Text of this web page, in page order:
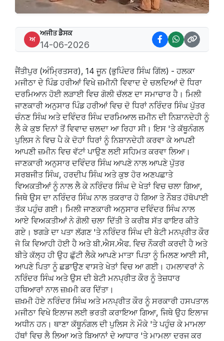
ਅ
ਅਜੀਤ ਡੈਸਕ
14-06-2026
ਜੈਂਤੀਪੁਰ (ਅੰਮ੍ਰਿਤਸਰ), 14 ਜੂਨ (ਭੁਪਿੰਦਰ ਸਿੰਘ ਗਿੱਲ) - ਹਲਕਾ
ਮਜੀਠਾ ਦੇ ਪਿੰਡ ਹਰੀਆਂ ਵਿਖੇ ਜ਼ਮੀਨੀ ਵਿਵਾਦ ਦੇ ਚਲਦਿਆਂ ਦੋ ਧਿਰਾ
ਦਰਮਿਆਨ ਹੋਈ ਲੜਾਈ ਵਿਚ ਗੋਲੀ ਚੱਲਣ ਦਾ ਸਮਾਚਾਰ ਹੈ। ਮਿਲੀ
ਜਾਣਕਾਰੀ ਅਨੁਸਾਰ ਪਿੰਡ ਹਰੀਆਂ ਵਿਚ ਦੋ ਧਿਰਾਂ ਨਰਿੰਦਰ ਸਿੰਘ ਪੁੱਤਰ
ਚੰਨਣ ਸਿੰਘ ਅਤੇ ਦਵਿੰਦਰ ਸਿੰਘ ਦਰਮਿਆਲ ਜ਼ਮੀਨ ਦੀ ਨਿਸ਼ਾਨਦੇਹੀ ਨੂੰ
ਲੈ ਕੇ ਕੁਝ ਦਿਨਾਂ ਤੋਂ ਵਿਵਾਦ ਚਲਦਾ ਆ ਰਿਹਾ ਸੀ। ਇਸ 'ਤੇ ਕੱਥੂਨੰਗਲ
ਪੁਲਿਸ ਨੇ ਵਿਚ ਪੈ ਕੇ ਦੋਹਾਂ ਧਿਰਾਂ ਨੂੰ ਨਿਸ਼ਾਨਦੇਹੀ ਕਰਵਾ ਕੇ ਆਪਣੀ
ਆਪਣੀ ਜ਼ਮੀਨ ਵਿਚ ਵੱਟਾਂ ਪਾਉਣ ਲਈ ਸਹਿਮਤ ਕਰਵਾ ਲਿਆ।
ਜਾਣਕਾਰੀ ਅਨੁਸਾਰ ਦਵਿੰਦਰ ਸਿੰਘ ਆਪਣੇ ਨਾਲ ਆਪਣੇ ਪੁੱਤਰ
ਸਰਬਜੀਤ ਸਿੰਘ, ਹਰਦੀਪ ਸਿੰਘ ਅਤੇ ਕੁਝ ਹੋਰ ਅਣਪਛਾਤੇ
ਵਿਅਕਤੀਆਂ ਨੂੰ ਨਾਲ ਲੈ ਕੇ ਨਰਿੰਦਰ ਸਿੰਘ ਦੇ ਖੇਤਾਂ ਵਿਚ ਚਲਾ ਗਿਆ,
ਜਿਥੇ ਉਸ ਦਾ ਨਰਿੰਦਰ ਸਿੰਘ ਨਾਲ ਤਕਰਾਰ ਹੋ ਗਿਆ ਤੇ ਨੌਬਤ ਹੱਥੋਪਾਈ
ਤੱਕ ਪਹੁੰਚ ਗਈ। ਮਿਲੀ ਜਾਣਕਾਰੀ ਅਨੁਸਾਰ ਦਵਿੰਦਰ ਸਿੰਘ ਨਾਲ
ਆਏ ਵਿਅਕਤੀਆਂ ਨੇ ਗੋਲੀ ਚਲਾ ਦਿੱਤੀ ਤੇ ਕਰੀਬ ਸੱਤ ਫਾਇਰ ਕੀਤੇ
ਗਏ। ਝਗੜੇ ਦਾ ਪਤਾ ਲੱਗਣ 'ਤੇ ਨਰਿੰਦਰ ਸਿੰਘ ਦੀ ਬੇਟੀ ਮਨਪ੍ਰੀਤ ਕੌਰ
ਜੋ ਕਿ ਵਿਆਹੀ ਹੋਈ ਹੈ ਅਤੇ ਬੀ.ਐਸ.ਐਫ. ਵਿਚ ਨੌਕਰੀ ਕਰਦੀ ਹੈ ਅਤੇ
ਬੀਤੇ ਕੱਲ੍ਹ ਹੀ ਉਹ ਛੁੱਟੀ ਲੈਕੇ ਆਪਣੇ ਮਾਤਾ ਪਿਤਾ ਨੂੰ ਮਿਲਣ ਆਈ ਸੀ,
ਆਪਣੇ ਪਿਤਾ ਨੂੰ ਛਡਾਉਣ ਵਾਸਤੇ ਖੇਤਾਂ ਵਿਚ ਆ ਗਈ। ਹਮਲਾਵਰਾਂ ਨੇ
ਨਰਿੰਦਰ ਸਿੰਘ ਅਤੇ ਉਸ ਦੀ ਬੇਟੀ ਮਨਪ੍ਰੀਤ ਕੌਰ ਨੂੰ ਤੇਜ਼ਧਾਰ
ਹਥਿਆਰਾਂ ਨਾਲ ਜ਼ਖ਼ਮੀ ਕਰ ਦਿੱਤਾ।
ਜ਼ਖ਼ਮੀ ਹੋਏ ਨਰਿੰਦਰ ਸਿੰਘ ਅਤੇ ਮਨਪ੍ਰੀਤ ਕੌਰ ਨੂੰ ਸਰਕਾਰੀ ਹਸਪਤਾਲ
ਮਜੀਠਾ ਵਿਖੇ ਇਲਾਜ ਲਈ ਭਰਤੀ ਕਰਾਇਆ ਗਿਆ, ਜਿਥੇ ਉਹ ਇਲਾਜ
ਅਧੀਨ ਹਨ। ਥਾਣਾ ਕੱਥੂਨੰਗਲ ਦੀ ਪੁਲਿਸ ਨੇ ਮੌਕੇ 'ਤੇ ਪਹੁੰਚ ਕੇ ਮਾਮਲਾ
ਹੱਥਾਂ ਵਿਚ ਲੈ ਲਿਆ ਅਤੇ ਬਿਆਨਾਂ ਦੇ ਆਧਾਰ 'ਤੇ ਮਾਮਲਾ ਦਰਜ ਕਰ